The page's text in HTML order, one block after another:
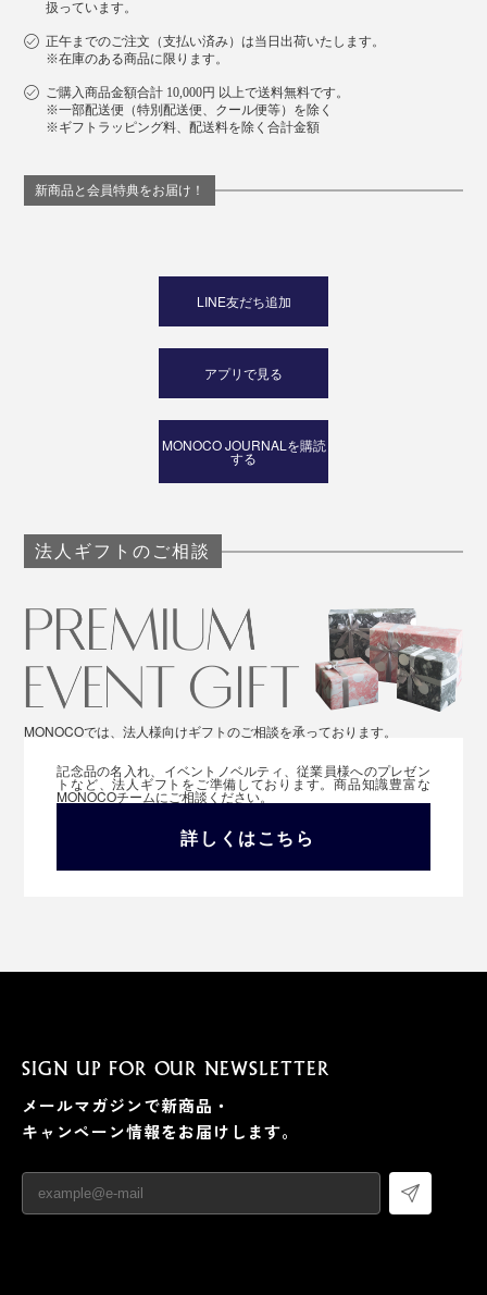
扱っています。
正午までのご注文（支払い済み）は当日出荷いたします。
※在庫のある商品に限ります。
ご購入商品金額合計 10,000円 以上で送料無料です。
※一部配送便（特別配送便、クール便等）を除く
※ギフトラッピング料、配送料を除く合計金額
新商品と会員特典をお届け！
LINE友だち追加
アプリで見る
MONOCO JOURNALを購読
する
法人ギフトのご相談
MONOCOでは、法人様向けギフトのご相談を承っております。
記念品の名入れ、イベントノベルティ、従業員様へのプレゼン
トなど、法人ギフトをご準備しております。商品知識豊富な
MONOCOチームにご相談ください。
詳しくはこちら
SIGN UP FOR OUR NEWSLETTER
メールマガジンで新商品・
キャンペーン情報をお届けします。